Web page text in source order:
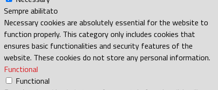
Sempre abilitato
Necessary cookies are absolutely essential for the website to
function properly. This category only includes cookies that
ensures basic functionalities and security features of the
website. These cookies do not store any personal information.
Functional
Functional